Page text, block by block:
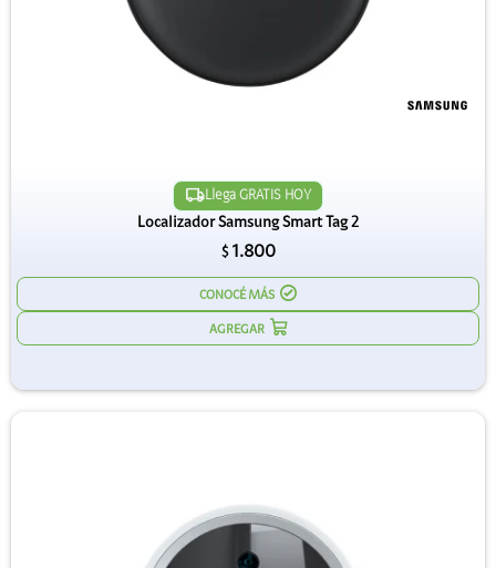
Llega GRATIS HOY
Localizador Samsung Smart Tag 2
$ 1.800
CONOCÉ MÁS